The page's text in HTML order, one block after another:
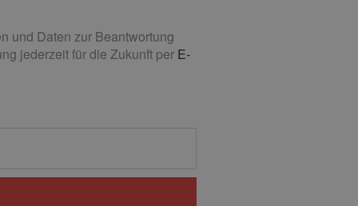
und Daten zur Beantwortung
jederzeit für die Zukunft per E-